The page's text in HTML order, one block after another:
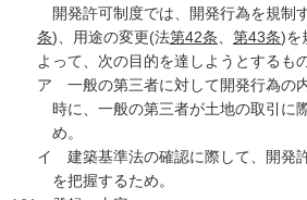
開発許可制度では、開発行為を規制
条)、用途の変更(法第42条 第43条)を
よって、次の目的を達しようとするも
ア 一般の第三者に対して開発行為の
時に、一般の第三者が土地の取引に
め。
イ
建築基準法の確認に際して、開発
を把握するため。